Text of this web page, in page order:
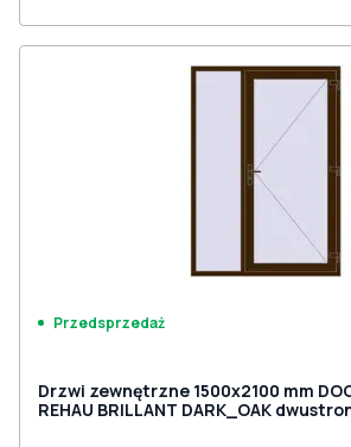
Przedsprzedaż
Drzwi zewnętrzne 1500x2100 mm
REHAU BRILLANT DARK_OAK